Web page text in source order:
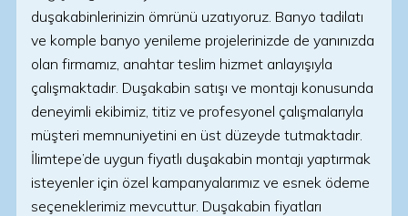
duşakabinlerinizin ömrünü uzatıyoruz. Banyo tadilatı
ve komple banyo yenileme projelerinizde de yanınızda
olan firmamız, anahtar teslim hizmet anlayışıyla
çalışmaktadır. Duşakabin satışı ve montajı konusunda
deneyimli ekibimiz, titiz ve profesyonel çalışmalarıyla
müşteri memnuniyetini en üst düzeyde tutmaktadır.
İlimtepe’de uygun fiyatlı duşakabin montajı yaptırmak
isteyenler için özel kampanyalarımız ve esnek ödeme
seçeneklerimiz mevcuttur. Duşakabin fiyatları